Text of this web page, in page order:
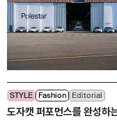
STYLE Fashion Editorial
도자캣 퍼포먼스를 완성하